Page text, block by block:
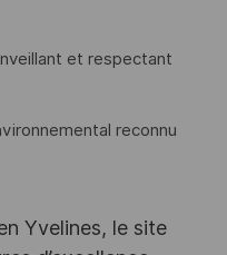
et respectant
reconnu
Yvelines, le site